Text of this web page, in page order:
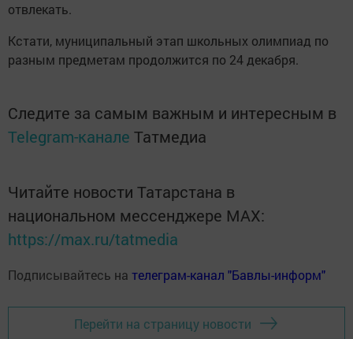
отвлекать.
Кстати, муниципальный этап школьных олимпиад по
разным предметам продолжится по 24 декабря.
Следите за самым важным и интересным в
Telegram-канале Татмедиа
Читайте новости Татарстана в
национальном мессенджере MАХ:
https://max.ru/tatmedia
Подписывайтесь на телеграм-канал "Бавлы-информ"
Перейти на страницу новости